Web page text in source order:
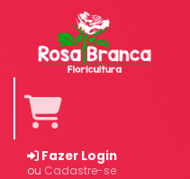
Fazer Login
ou Cadastre-se